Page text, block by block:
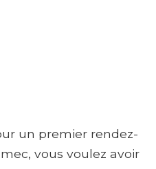
un premier rendez-
vous voulez avoir